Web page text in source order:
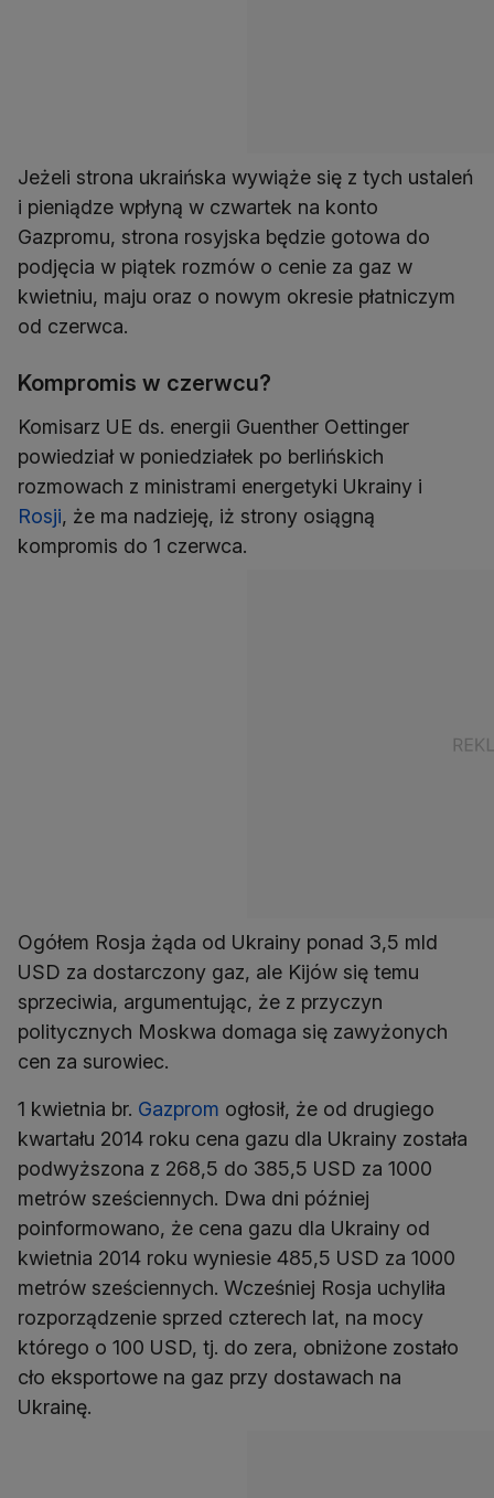
Jeżeli strona ukraińska wywiąże się z tych ustaleń
i pieniądze wpłyną w czwartek na konto
Gazpromu, strona rosyjska będzie gotowa do
podjęcia w piątek rozmów o cenie za gaz w
kwietniu, maju oraz o nowym okresie płatniczym
od czerwca.
Kompromis w czerwcu?
Komisarz UE ds. energii Guenther Oettinger
powiedział w poniedziałek po berlińskich
rozmowach z ministrami energetyki Ukrainy i
Rosji, że ma nadzieję, iż strony osiągną
kompromis do 1 czerwca.
Ogółem Rosja żąda od Ukrainy ponad 3,5 mld
USD za dostarczony gaz, ale Kijów się temu
sprzeciwia, argumentując, że z przyczyn
politycznych Moskwa domaga się zawyżonych
cen za surowiec.
1 kwietnia br. Gazprom ogłosił, że od drugiego
kwartału 2014 roku cena gazu dla Ukrainy została
podwyższona z 268,5 do 385,5 USD za 1000
metrów sześciennych. Dwa dni później
poinformowano, że cena gazu dla Ukrainy od
kwietnia 2014 roku wyniesie 485,5 USD za 1000
metrów sześciennych. Wcześniej Rosja uchyliła
rozporządzenie sprzed czterech lat, na mocy
którego o 100 USD, tj. do zera, obniżone zostało
cło eksportowe na gaz przy dostawach na
Ukrainę.